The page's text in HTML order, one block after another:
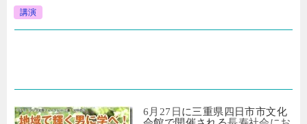
講演
6 月 27 日 に三重県四日市市文化